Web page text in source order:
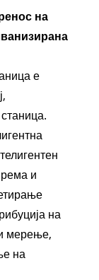
на
е
и
на
мерење,
на